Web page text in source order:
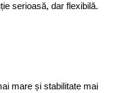
serioasă, dar flexibilă.
mare și stabilitate mai